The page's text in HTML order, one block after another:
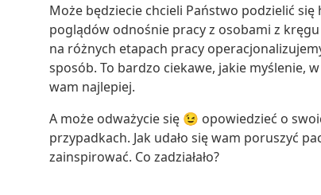
Może będziecie chcieli Państwo podzielić
poglądów odnośnie pracy z osobami z
na różnych etapach pracy
sposób. To bardzo ciekawe, jakie myślenie,
wam najlepiej.
A może odważycie się 😉 opowiedzieć o
przypadkach. Jak udało się wam poruszyć
zainspirować. Co zadziałało?